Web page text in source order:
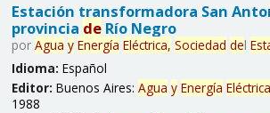
Estación transformadora San
provincia deRío Negro
por Agua y Energía Eléctrica, Sociedad del
Idioma: Español
Editor: Buenos Aires: Agua y Energía
1988